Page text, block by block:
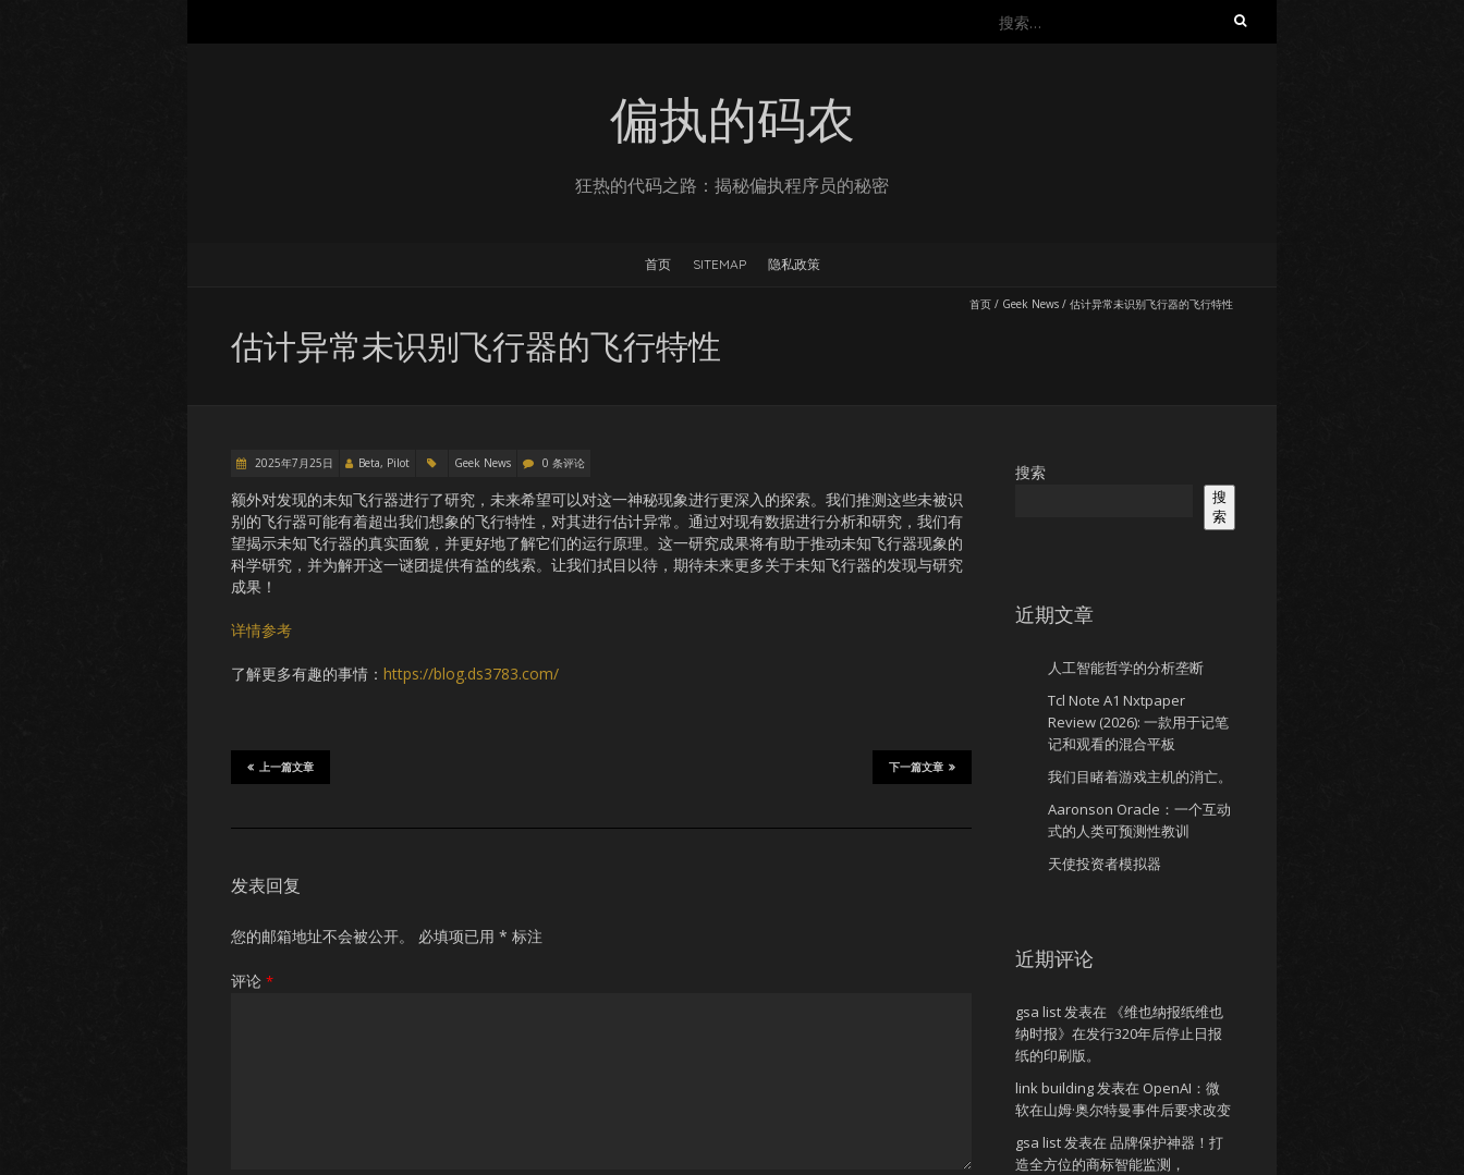
搜
偏执的码农
狂热的代码之路：揭秘偏执程序员的秘密
首页 SITEMAP 隐私政策
首页 / Geek News / 估计异常未识别飞行器的飞行特性
估计异常未识别飞行器的飞行特性
2025年7月25日 Beta, Pilot Geek News 0 条评论
额外对发现的未知飞行器进行了研究，未来希望可以对这一神秘现象进行更深入的探索。我们推测这些未被识
别的飞行器可能有着超出我们想象的飞行特性，对其进行估计异常。通过对现有数据进行分析和研究，我们有
望揭示未知飞行器的真实面貌，并更好地了解它们的运行原理。这一研究成果将有助于推动未知飞行器现象的
科学研究，并为解开这一谜团提供有益的线索。让我们拭目以待，期待未来更多关于未知飞行器的发现与研究
成果！
详情参考
了解更多有趣的事情： https://blog.ds3783.com/
下一篇文章
上一篇文章
发表回复
您的邮箱地址不会被公开。 必填项已用 * 标注
评论 *
搜索
搜
索
近期文章
人工智能哲学的分析垄断
Tcl Note A1 Nxtpaper
Review (2026): 一款用于记笔
记和观看的混合平板
我们目睹着游戏主机的消亡。
Aaronson Oracle：一个互动
式的人类可预测性教训
天使投资者模拟器
近期评论
gsa list发表在
《维也纳报纸维也
纳时报》在发行320年后停止日报
纸的印刷版。
link building发表在 OpenAI：微
软在山姆·奥尔特曼事件后要求改变
gsa list发表在 品牌保护神器！打
造全方位的商标智能监测，